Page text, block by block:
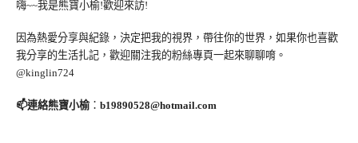
嗨~~我是熊寶小榆!歡迎來訪!
因為熱愛分享與紀錄，決定把我的視界，帶往你的世界，如果你也喜歡
我分享的生活扎記，歡迎關注我的粉絲專頁一起來聊聊唷。
@kinglin724
📫連絡熊寶小榆： b19890528@hotmail.com